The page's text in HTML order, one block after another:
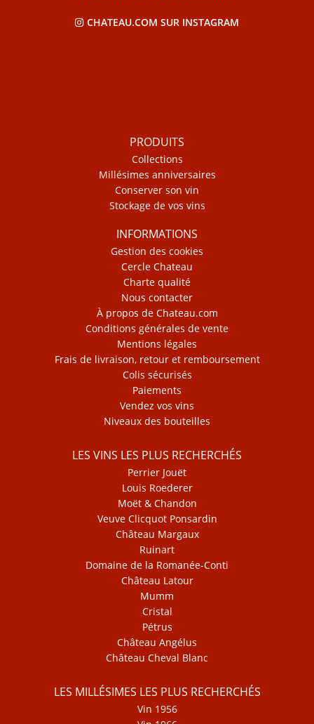
CHATEAU.COM SUR INSTAGRAM
PRODUITS
Collections
Millésimes anniversaires
Conserver son vin
Stockage de vos vins
INFORMATIONS
Gestion des cookies
Cercle Chateau
Charte qualité
Nous contacter
À propos de Chateau.com
Conditions générales de vente
Mentions légales
Frais de livraison, retour et remboursement
Colis sécurisés
Paiements
Vendez vos vins
Niveaux des bouteilles
LES VINS LES PLUS RECHERCHÉS
Perrier Jouët
Louis Roederer
Moët & Chandon
Veuve Clicquot Ponsardin
Château Margaux
Ruinart
Domaine de la Romanée-Conti
Château Latour
Mumm
Cristal
Pétrus
Château Angélus
Château Cheval Blanc
LES MILLÉSIMES LES PLUS RECHERCHÉS
Vin 1956